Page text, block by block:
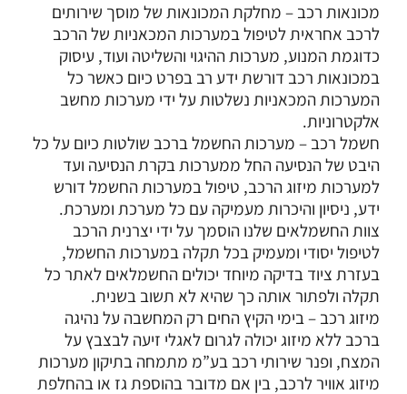
מכונאות רכב – מחלקת המכונאות של מוסך שירותים
לרכב אחראית לטיפול במערכות המכאניות של הרכב
כדוגמת המנוע, מערכות ההיגוי והשליטה ועוד, עיסוק
במכונאות רכב דורשת ידע רב בפרט כיום כאשר כל
המערכות המכאניות נשלטות על ידי מערכות מחשב
אלקטרוניות.
חשמל רכב – מערכות החשמל ברכב שולטות כיום על כל
היבט של הנסיעה החל ממערכות בקרת הנסיעה ועד
למערכות מיזוג הרכב, טיפול במערכות החשמל דורש
ידע, ניסיון והיכרות מעמיקה עם כל מערכת ומערכת.
צוות החשמלאים שלנו הוסמך על ידי יצרנית הרכב
לטיפול יסודי ומעמיק בכל תקלה במערכות החשמל,
בעזרת ציוד בדיקה מיוחד יכולים החשמלאים לאתר כל
תקלה ולפתור אותה כך שהיא לא תשוב בשנית.
מיזוג רכב – בימי הקיץ החים רק המחשבה על נהיגה
ברכב ללא מיזוג יכולה לגרום לאגלי זיעה לבצבץ על
המצח, ופנר שירותי רכב בע”מ מתמחה בתיקון מערכות
מיזוג אוויר לרכב, בין אם מדובר בהוספת גז או בהחלפת